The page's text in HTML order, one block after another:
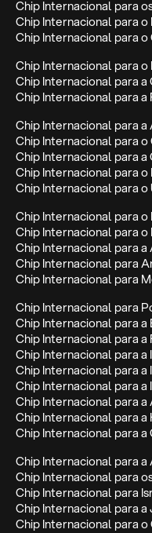
Chip Internacional para
Chip Internacional para
Chip Internacional para o
Chip Internacional para o
Chip Internacional para a
Chip Internacional para
Chip Internacional para
Chip Internacional para o
Chip Internacional para
Chip Internacional para o
Chip Internacional para o
Chip Internacional para o
Chip Internacional para
Chip Internacional para
Chip Internacional para
Chip Internacional para
Chip Internacional para
Chip Internacional para a
Chip Internacional para a
Chip Internacional para a
Chip Internacional para
Chip Internacional para a
Chip Internacional para a
Chip Internacional para a
Chip Internacional para a
Chip Internacional para a
Chip Internacional para
Chip Internacional para
Chip Internacional para a
Chip Internacional para